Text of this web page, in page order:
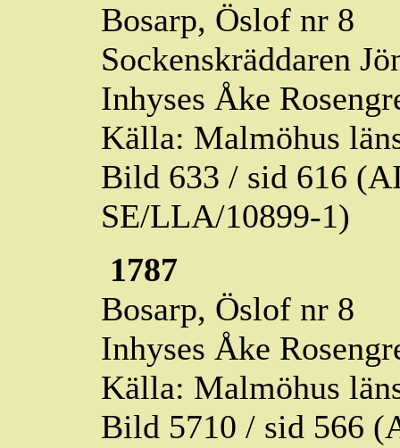
Bosarp, Öslof nr 8
Sockenskräddaren
Inhyses Åke
Källa: Malmöhus
Bild 633 / sid 616
SE/LLA/10899-1)
1787
Bosarp, Öslof nr 8
Inhyses Åke
Källa: Malmöhus
Bild 5710 / sid 566